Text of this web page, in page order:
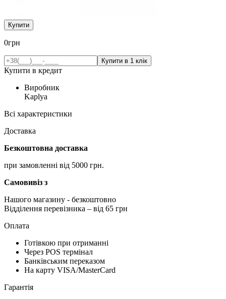
Купити
0грн
Купити в кредит
Виробник
Kaplya
Всі характеристики
Доставка
Безкоштовна доставка
при замовленні від 5000 грн.
Самовивіз з
Нашого магазину - безкоштовно
Відділення перевізника – від 65 грн
Оплата
Готівкою при отриманні
Через POS термінал
Банківським переказом
На карту VISA/MasterCard
Гарантія